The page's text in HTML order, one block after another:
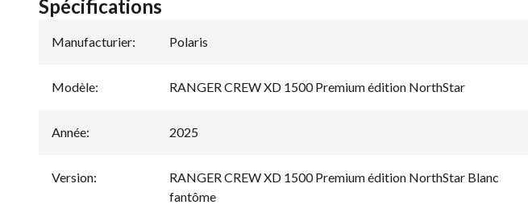
Spécifications
Manufacturier: Polaris
Modèle: RANGER CREW XD 1500 Premium édition NorthStar
Année: 2025
Version:
RANGER CREW XD 1500 Premium édition NorthStar Blanc
fantôme